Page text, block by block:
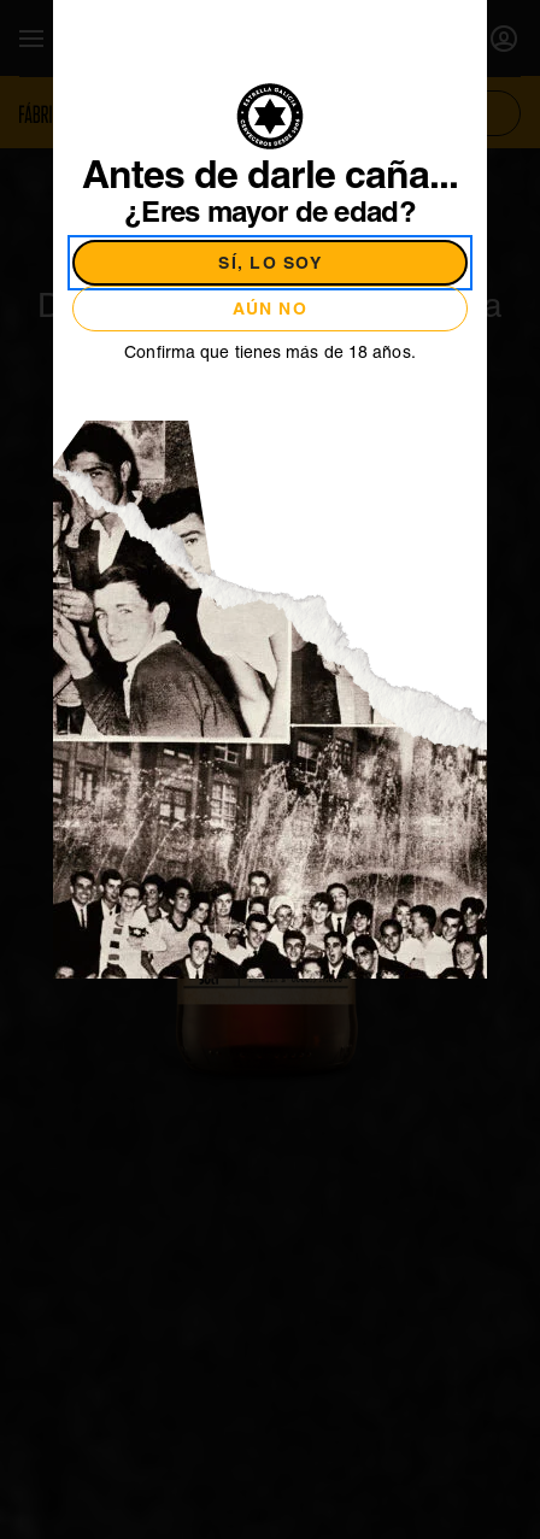
Antes de darle caña...
¿Eres mayor de edad?
SÍ, LO SOY
AÚN NO
Confirma que tienes más de 18 años.
Mostrar / Ocultar Navegación SE
PRODUCTO
CERVEZAS
Manifiesto
Desde 1906
Actualidad
Contacto
Estrella Galicia TV
AMANTES
CERVECEROS
Consejos Cerveceros
Servicio Perfecto
Historia
Actualidad
Materias Primas
Estilos de Cerveza
Elaboración
Maridaje
BEER MASTER
EL CONCEPTOMANIFIESTO SE
Naranja Valencia Late
De la terriña con lo mejor de la
terreta